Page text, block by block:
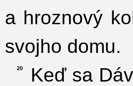
a hroznový
svojho domu.
20
Keď sa